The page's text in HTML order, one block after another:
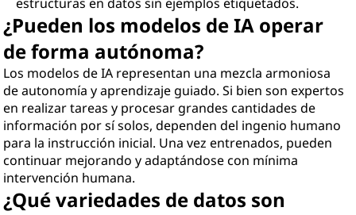
¿Pueden los modelos de IA operar
de forma autónoma?
Los modelos de IA representan una mezcla armoniosa
de autonomía y aprendizaje guiado. Si bien son expertos
en realizar tareas y procesar grandes cantidades de
información por sí solos, dependen del ingenio humano
para la instrucción inicial. Una vez entrenados, pueden
continuar mejorando y adaptándose con mínima
intervención humana.
¿Qué variedades de datos son